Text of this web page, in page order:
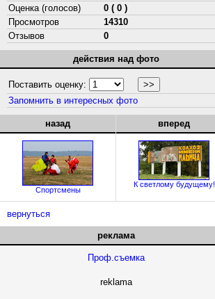
Оценка (голосов)
0 ( 0 )
Просмотров
14310
Отзывов
0
действия над фото
Поставить оценку:
Запомнить в интересных фото
назад
Спортсмены
вперед
К светлому будущему!
вернуться
реклама
Проф.съемка
reklama